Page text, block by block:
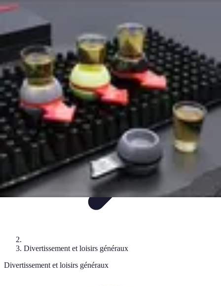
Divertissement Total
Divertissement Total
Divertissement et loisirs généraux
Divertissement et loisirs généraux